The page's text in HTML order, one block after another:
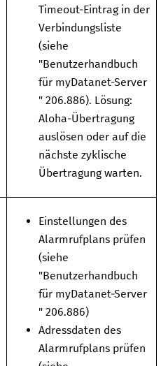
Timeout-Eintrag in der
Verbindungsliste
(siehe
"Benutzerhandbuch
für myDatanet-Server
" 206.886). Lösung:
Aloha-Übertragung
auslösen oder auf die
nächste zyklische
Übertragung warten.
Einstellungen des
Alarmrufplans prüfen
(siehe
"Benutzerhandbuch
für myDatanet-Server
" 206.886)
Adressdaten des
Alarmrufplans prüfen